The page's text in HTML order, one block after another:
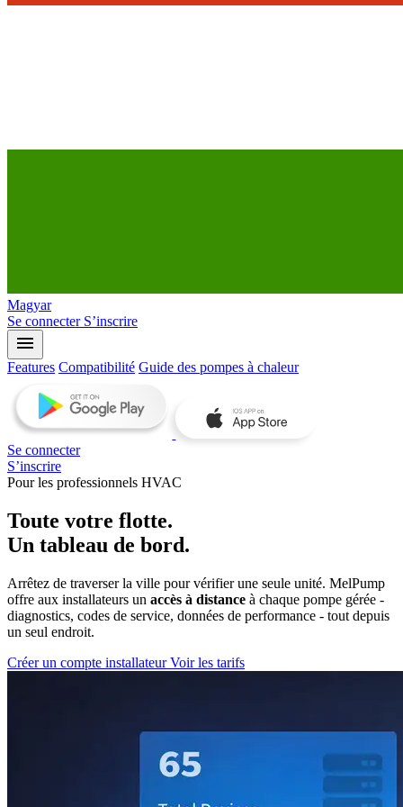
Magyar
Se connecter S’inscrire
menu
Features Compatibilité Guide des pompes à chaleur
Se connecter
S’inscrire
Pour les professionnels HVAC
Toute votre flotte.
Un tableau de bord.
Arrêtez de traverser la ville pour vérifier une seule unité. MelPump
offre aux installateurs un accès à distance à chaque pompe gérée -
diagnostics, codes de service, données de performance - tout depuis
un seul endroit.
Créer un compte installateurVoir les tarifs